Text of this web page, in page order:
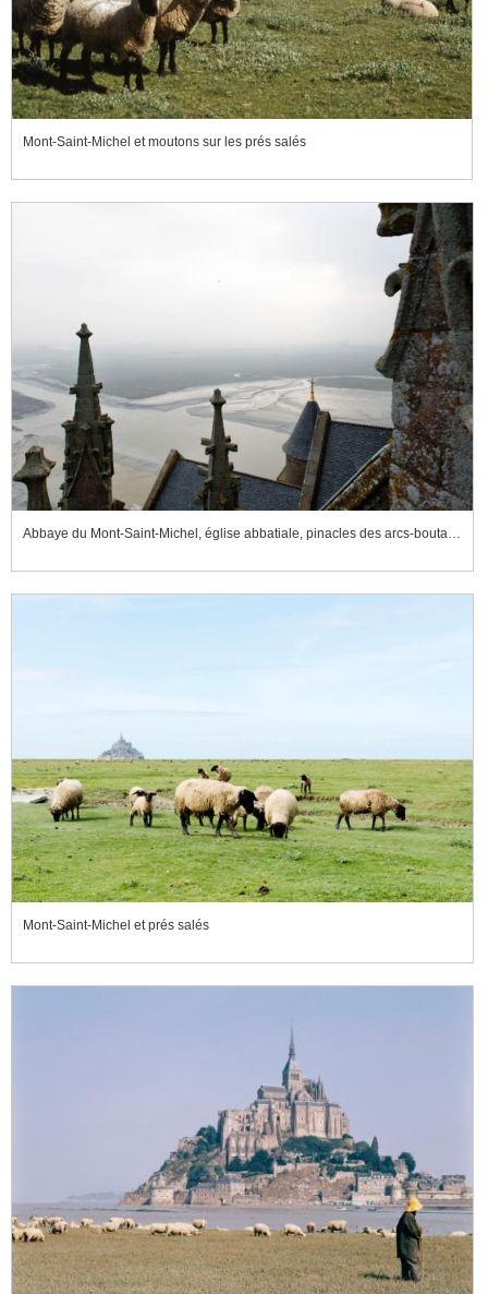
Mont-Saint-Michel et moutons sur les prés salés
Abbaye du Mont-Saint-Michel, église abbatiale, pinacles des arcs-boutants du chevet et vue sur le Couesnon et les pré-salés
Mont-Saint-Michel et prés salés